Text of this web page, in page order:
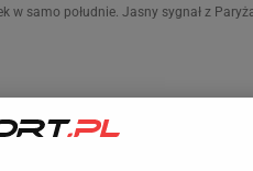
w samo południe. Jasny sygnał z